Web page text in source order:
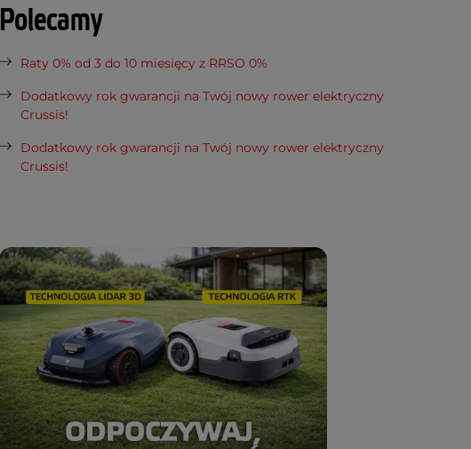
Polecamy
Raty 0% od 3 do 10 miesięcy z RRSO 0%
Dodatkowy rok gwarancji na Twój nowy rower elektryczny
Crussis!
Dodatkowy rok gwarancji na Twój nowy rower elektryczny
Crussis!